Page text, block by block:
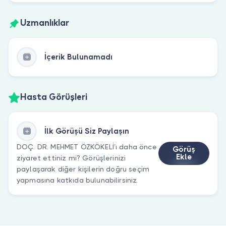
Uzmanlıklar
İçerik Bulunamadı
Hasta Görüşleri
İlk Görüşü Siz Paylaşın
DOÇ. DR. MEHMET ÖZKÖKELİ’ı daha önce
ziyaret ettiniz mi? Görüşlerinizi
paylaşarak diğer kişilerin doğru seçim
yapmasına katkıda bulunabilirsiniz.
Görüş
Ekle